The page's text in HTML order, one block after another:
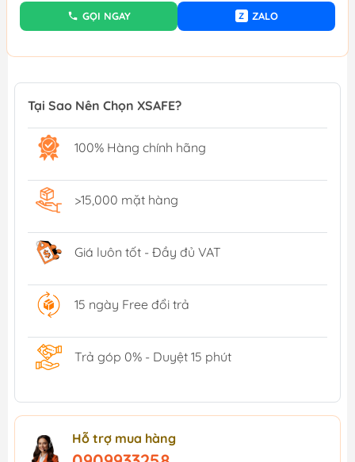
GỌI NGAY Z ZALO
Tại Sao Nên Chọn XSAFE?
100% Hàng chính hãng
>15,000 mặt hàng
Giá luôn tốt - Đầy đủ VAT
15 ngày Free đổi trả
Trả góp 0% - Duyệt 15 phút
Hỗ trợ mua hàng